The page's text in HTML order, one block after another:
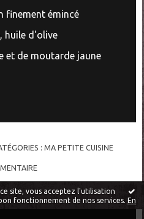
site, vous acceptez l'utilisation
fonctionnement de nos services. En
finement émincé
huile d'olive
et de moutarde jaune
: MA PETITE CUISINE